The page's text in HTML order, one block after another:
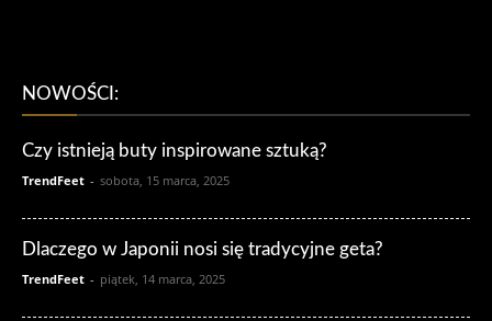
NOWOŚCI:
Czy istnieją buty inspirowane sztuką?
TrendFeet - sobota, 15 marca, 2025
Dlaczego w Japonii nosi się tradycyjne geta?
TrendFeet - piątek, 14 marca, 2025